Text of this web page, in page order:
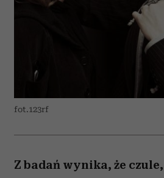
fot.123rf
Z badań wynika, że